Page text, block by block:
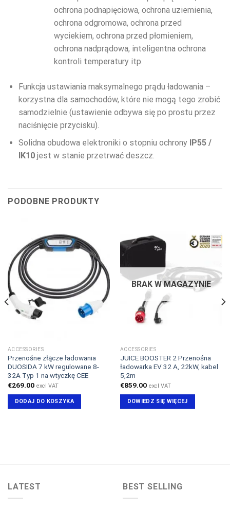
ochrona podnapięciowa, ochrona uziemienia,
ochrona odgromowa, ochrona przed
wyciekiem, ochrona przed płomieniem,
ochrona nadprądowa, inteligentna ochrona
kontroli temperatury itp.
Funkcja ustawiania maksymalnego prądu ładowania –
korzystna dla samochodów, które nie mogą tego zrobić
samodzielnie (ustawienie odbywa się po prostu przez
naciśnięcie przycisku).
Solidna obudowa elektroniki o stopniu ochronyIP55 /
IK10jest w stanie przetrwać deszcz.
PODOBNE PRODUKTY
ACCESSORIES
Przenośne złącze ładowania
DUOSIDA 7 kW regulowane 8-
32A Typ 1 na wtyczkę CEE
€269.00 excl VAT
DODAJ DO KOSZYKA
BRAK W MAGAZYNIE
ACCESSORIES
JUICE BOOSTER 2 Przenośna
ładowarka EV 32 A, 22kW, kabel
5,2m
€859.00 excl VAT
DOWIEDZ SIĘ WIĘCEJ
LATEST BEST SELLING